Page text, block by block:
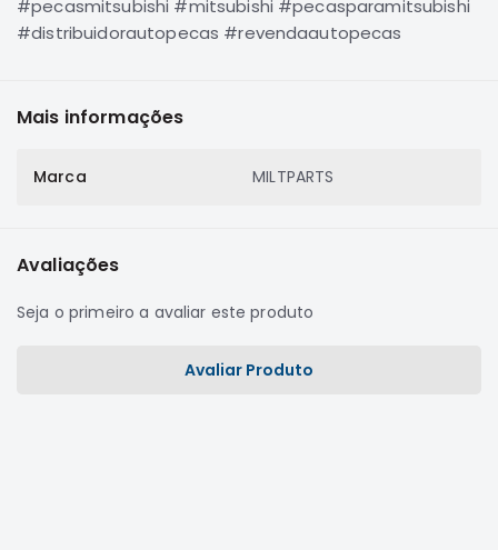
Volvo
TUCSON
GM
MILTPARTS
#pecasmitsubishi #mitsubishi #pecasparamitsubishi
#distribuidorautopecas #revendaautopecas
Mais informações
Marca MILTPARTS
Avaliações
Seja o primeiro a avaliar este produto
Avaliar Produto